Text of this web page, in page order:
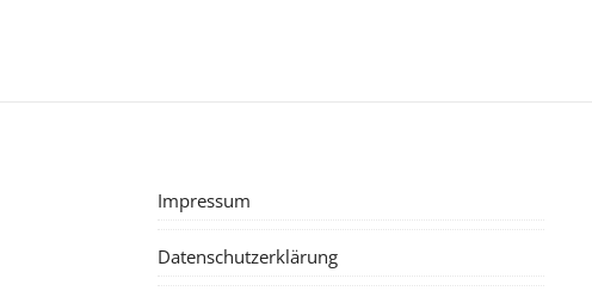
Impressum
Datenschutzerklärung